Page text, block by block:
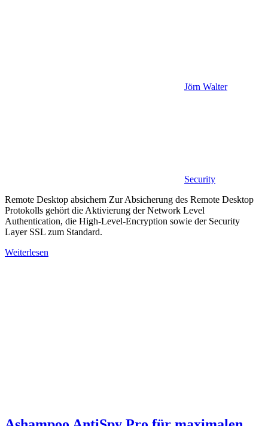
Jörn Walter
Security
Remote Desktop absichern Zur Absicherung des Remote Desktop
Protokolls gehört die Aktivierung der Network Level
Authentication, die High-Level-Encryption sowie der Security
Layer SSL zum Standard.
Weiterlesen